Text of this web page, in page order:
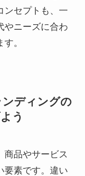
ンセプトも、一
やニーズに合わ
。
ディングの
う
商品やサービス
要素です。違い